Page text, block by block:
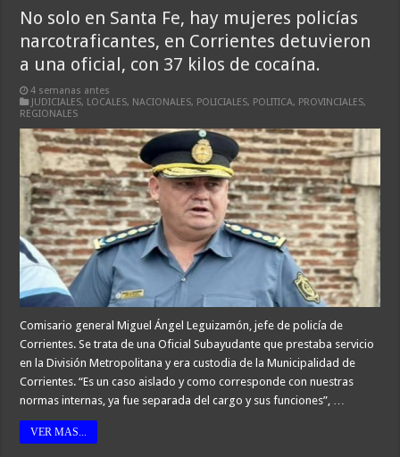
No solo en Santa Fe, hay mujeres policías
narcotraficantes, en Corrientes detuvieron
a una oficial, con 37 kilos de cocaína.
4 semanas antes
JUDICIALES, LOCALES, NACIONALES, POLICIALES, POLITICA, PROVINCIALES,
REGIONALES
Comisario general Miguel Ángel Leguizamón, jefe de policía de
Corrientes. Se trata de una Oficial Subayudante que prestaba servicio
en la División Metropolitana y era custodia de la Municipalidad de
Corrientes. “Es un caso aislado y como corresponde con nuestras
normas internas, ya fue separada del cargo y sus funciones”, …
VER MAS...